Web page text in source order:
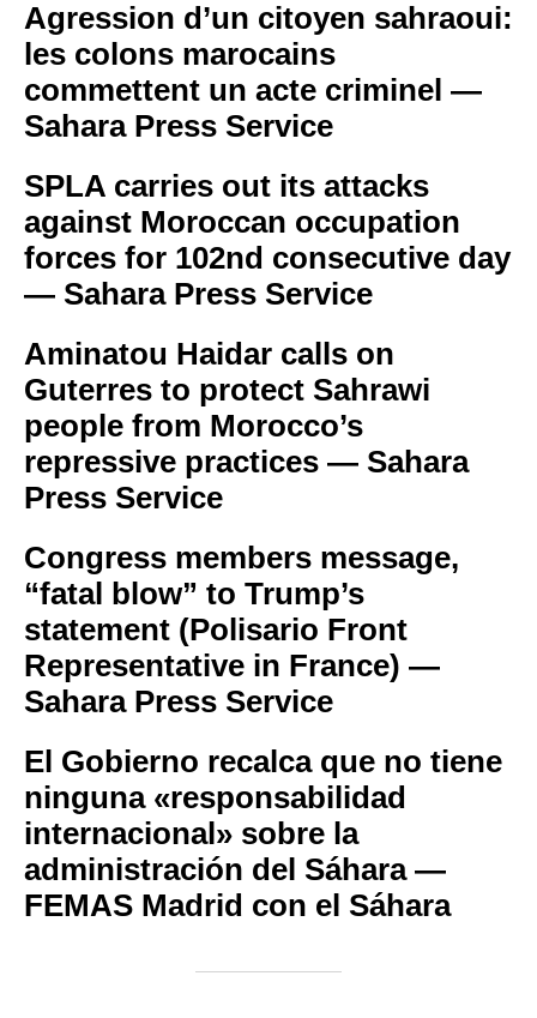
Agression d’un citoyen sahraoui:
les colons marocains
commettent un acte criminel —
Sahara Press Service
SPLA carries out its attacks
against Moroccan occupation
forces for 102nd consecutive day
— Sahara Press Service
Aminatou Haidar calls on
Guterres to protect Sahrawi
people from Morocco’s
repressive practices — Sahara
Press Service
Congress members message,
“fatal blow” to Trump’s
statement (Polisario Front
Representative in France) —
Sahara Press Service
El Gobierno recalca que no tiene
ninguna «responsabilidad
internacional» sobre la
administración del Sáhara —
FEMAS Madrid con el Sáhara